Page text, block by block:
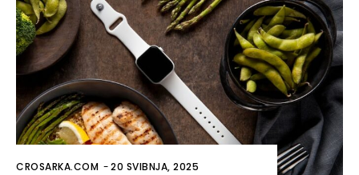
CROSARKA.COM -20 SVIBNJA, 2025